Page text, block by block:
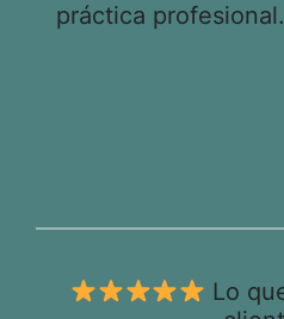
práctica profesional.
Lo